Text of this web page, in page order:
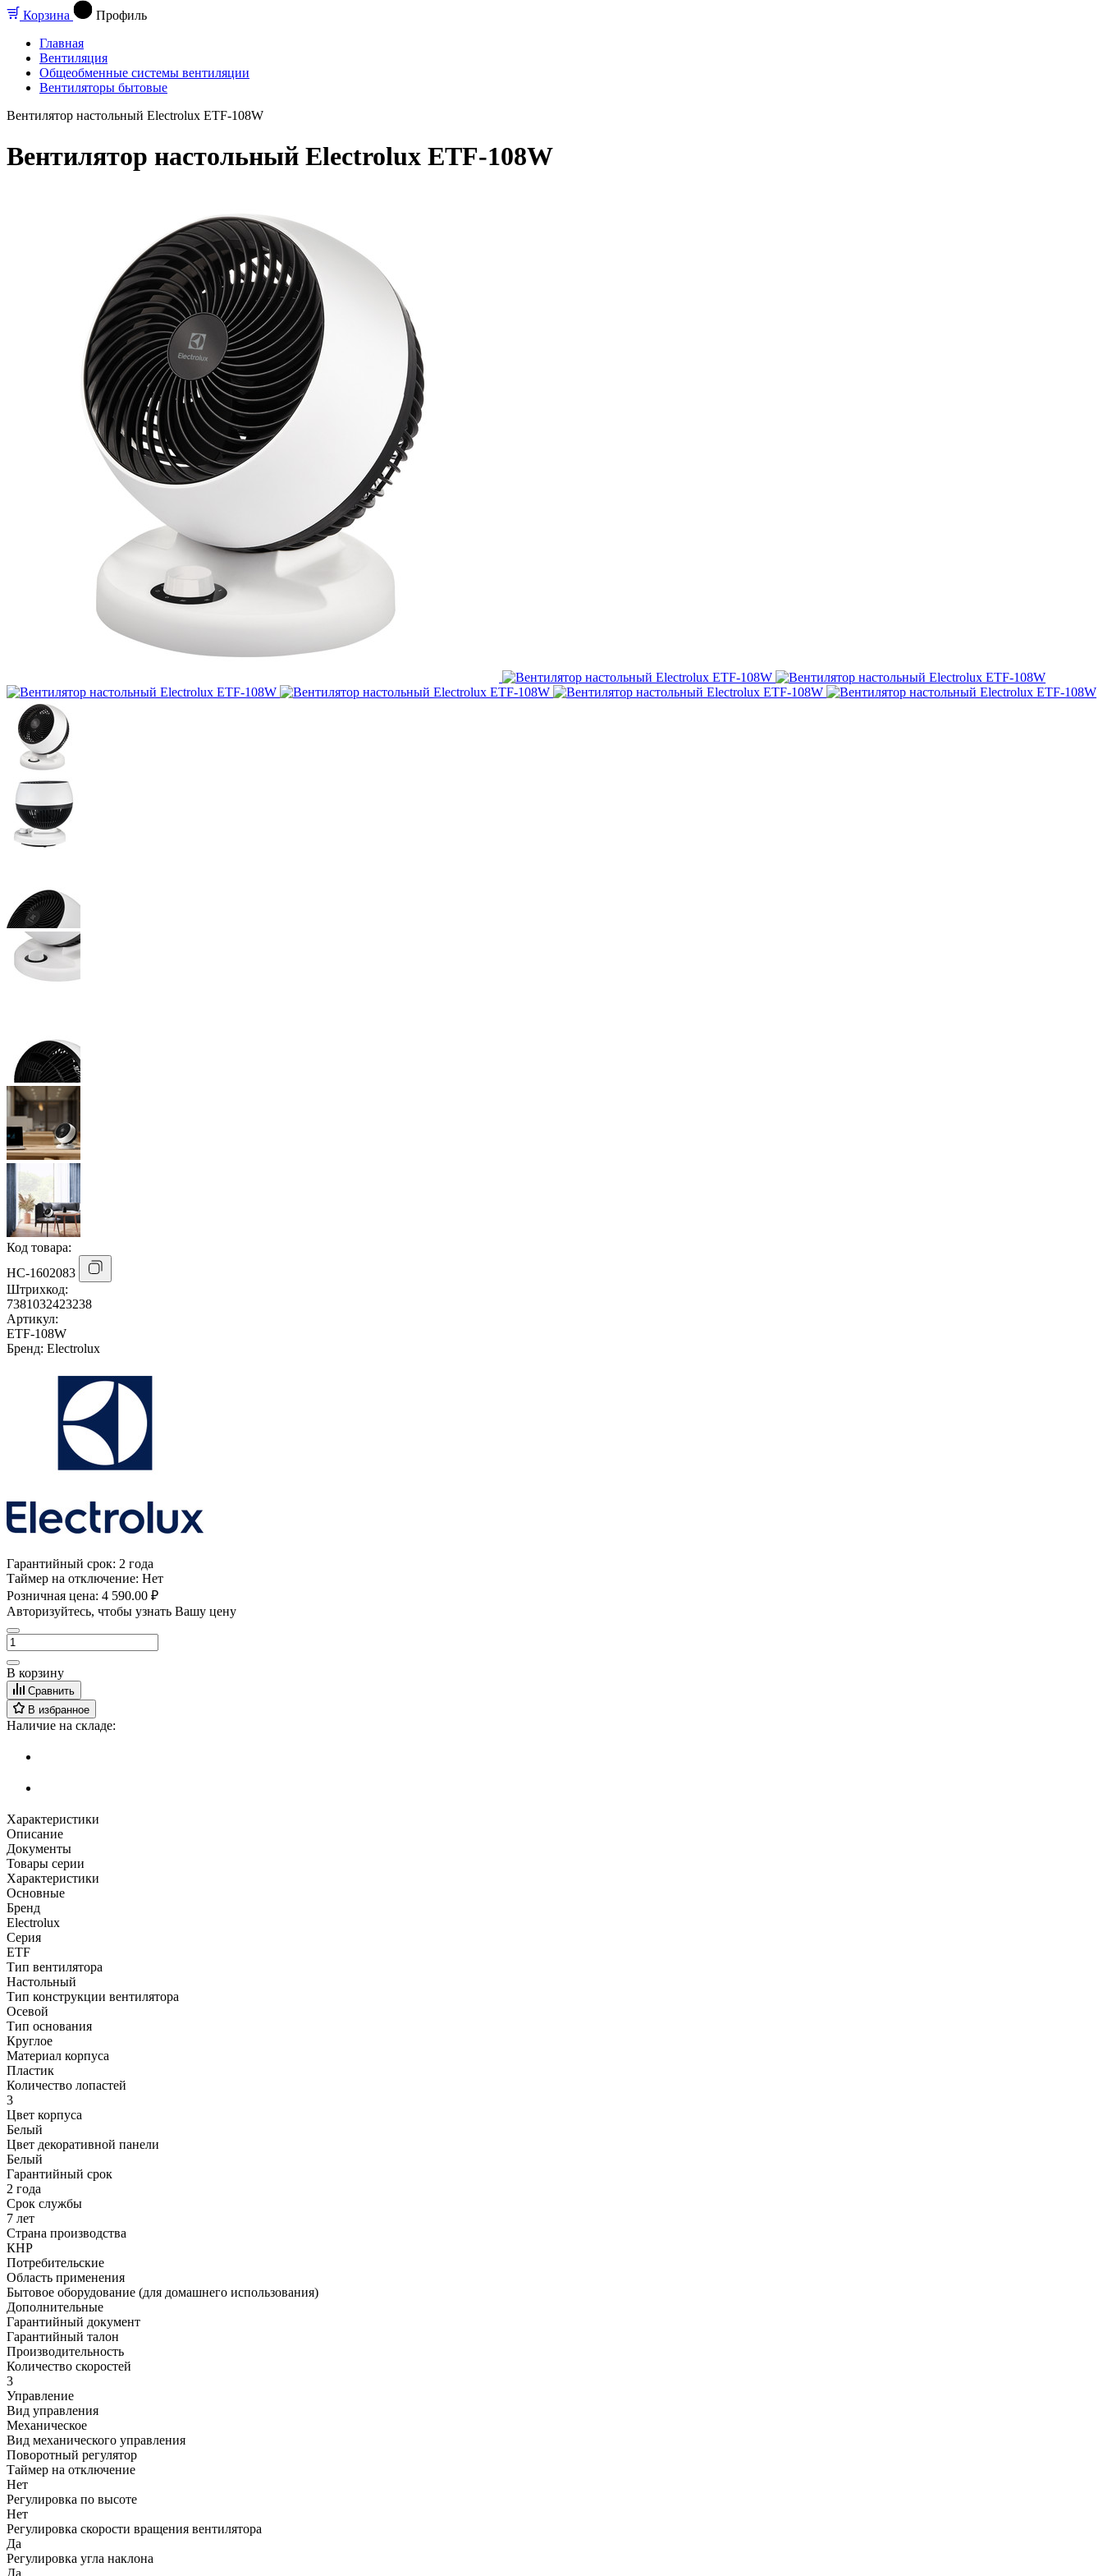
Корзина
Профиль
Главная
Вентиляция
Общеобменные системы вентиляции
Вентиляторы бытовые
Вентилятор настольный Electrolux ETF-108W
Вентилятор настольный Electrolux ETF-108W
Код товара:
НС-1602083
Штрихкод:
7381032423238
Артикул:
ETF-108W
Бренд: Electrolux
Гарантийный срок: 2 года
Таймер на отключение: Нет
Розничная цена: 4 590.00 ₽
Авторизуйтесь, чтобы узнать Вашу цену
В корзину
Сравнить
В избранное
Наличие на складе:
Характеристики
Описание
Документы
Товары серии
Характеристики
Основные
Бренд
Electrolux
Серия
ETF
Тип вентилятора
Настольный
Тип конструкции вентилятора
Осевой
Тип основания
Круглое
Материал корпуса
Пластик
Количество лопастей
3
Цвет корпуса
Белый
Цвет декоративной панели
Белый
Гарантийный срок
2 года
Срок службы
7 лет
Страна производства
КНР
Потребительские
Область применения
Бытовое оборудование (для домашнего использования)
Дополнительные
Гарантийный документ
Гарантийный талон
Производительность
Количество скоростей
3
Управление
Вид управления
Механическое
Вид механического управления
Поворотный регулятор
Таймер на отключение
Нет
Регулировка по высоте
Нет
Регулировка скорости вращения вентилятора
Да
Регулировка угла наклона
Да